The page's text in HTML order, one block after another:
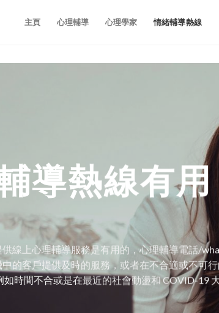
主頁 心理輔導 心理學家 情緒輔導熱線
導熱線有用
線上心理輔導服務是有用的，心理輔導電話/
的客戶提供及時的服務，或者在不合適或不可
如時間不合或是在最近的社會動盪和 COVID-19